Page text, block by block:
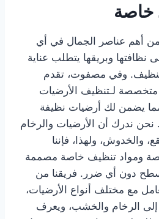
خاصة
من أهم عناصر الجمال في أي
نظافتها وبريقها يتطلب عناية
وفي مصفوت، تقدم
لـتنظيف الأرضيات
يضمن لك أرضيات نظيفة
نحن ندرك أن الأرضيات والرخام
والخدوش، ولهذا، فإننا
ومواد تنظيف خاصة مصممة
دون أي ضرر. فريقنا من
مع مختلف أنواع الأرضيات،
إلى الرخام والخشب، ويعرف